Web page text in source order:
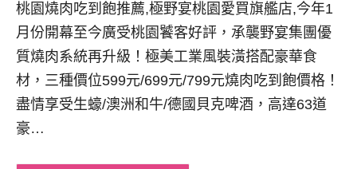
桃園燒肉吃到飽推薦,極野宴桃園愛買旗艦店,今年1
月份開幕至今廣受桃園饕客好評，承襲野宴集團優
質燒肉系統再升級！極美工業風裝潢搭配豪華食
材，三種價位599元/699元/799元燒肉吃到飽價格！
盡情享受生蠔/澳洲和牛/德國貝克啤酒，高達63道
豪…